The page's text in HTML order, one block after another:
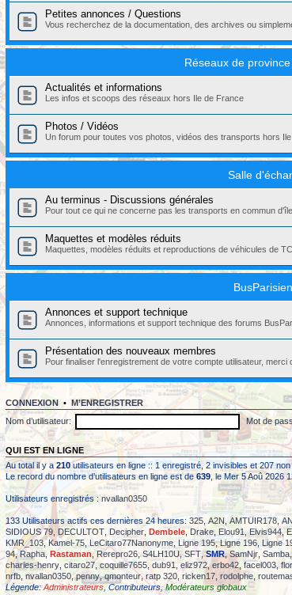
Petites annonces / Questions
Vous recherchez de la documentation, des archives ou
Réseaux de
Actualités et informations
Les infos et scoops des réseaux hors Ile de France
Photos / Vidéos
Un forum pour toutes vos photos, vidéos des transports hors
Salle
Au terminus - Discussions générales
Pour tout ce qui ne concerne pas les transports en commun
Maquettes et modèles réduits
Maquettes, modèles réduits et reproductions de véhicules de TC.
Annonces et support technique
Annonces, informations et support technique des forums
Présentation des nouveaux membres
Pour finaliser l'enregistrement de votre compte utilisateur,
CONNEXION • M’ENREGISTRER
Nom d’utilisateur:
Mot de
QUI EST EN LIGNE
Au total il y a 210utilisateurs en ligne :: 1 enregistré, 2 invisibles et 207
Le record du nombre d’utilisateurs en ligne est de639, le Mer 5 Aoû 2026
Utilisateurs enregistrés :nvallan0350
133 Utilisateurs actifs ces dernières 24 heures: 325 A2N AMTUIR178,
SIDIOUS 79 DECULTOT Decipher Dembele Drake, Elou91,Elvis944,
KMR_103,Kamel-75 LeCitaro77Nanonyme,Ligne 195,Ligne 196 Ligne
94,Rapha ,Rastaman,Rerepro26 ,S4LH10U,SFT,SMR,SamNjr Samba
charles-henry, citaro27, coquille7655 ,dub91 ,eliz972,erbo42 facel003
nrfb nvallan0350,penny,qmonteur,ratp 320 ricken17 rodolphe
Légende: Administrateurs,Contributeurs,Modérateurs globaux